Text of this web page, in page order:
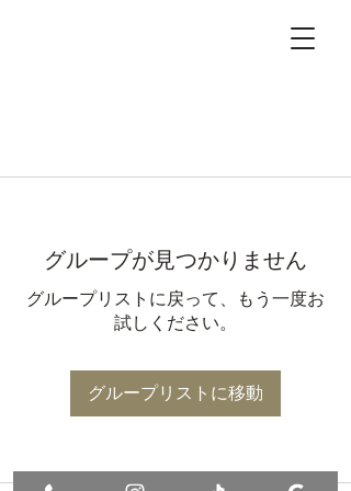
グループが見つかりません
グループリストに戻って、もう一度お
試しください。
グループリストに移動